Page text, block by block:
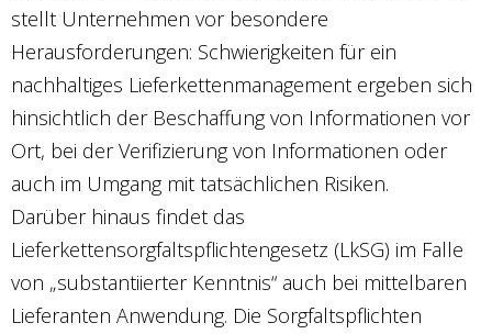
stellt Unternehmen vor besondere
Herausforderungen: Schwierigkeiten für ein
nachhaltiges Lieferkettenmanagement ergeben sich
hinsichtlich der Beschaffung von Informationen vor
Ort, bei der Verifizierung von Informationen oder
auch im Umgang mit tatsächlichen Risiken.
Darüber hinaus findet das
Lieferkettensorgfaltspflichtengesetz (LkSG) im Falle
von „substantiierter Kenntnis“ auch bei mittelbaren
Lieferanten Anwendung. Die Sorgfaltspflichten